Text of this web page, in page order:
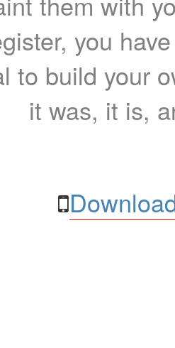
you
to build your
it was, it is,